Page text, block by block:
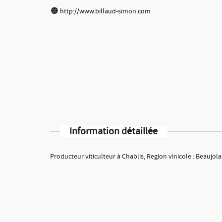
http://www.billaud-simon.com
Information détaillée
Producteur viticulteur à Chablis, Region vinicole :